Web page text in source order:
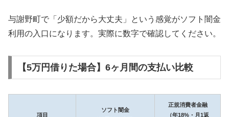
与謝野町で「少額だから大丈夫」という感覚がソフト闇金
利用の入口になります。実際に数字で確認してください。
【5万円借りた場合】6ヶ月間の支払い比較
項目
ソフト闇金
正規消費者金融
（年18%・月1返